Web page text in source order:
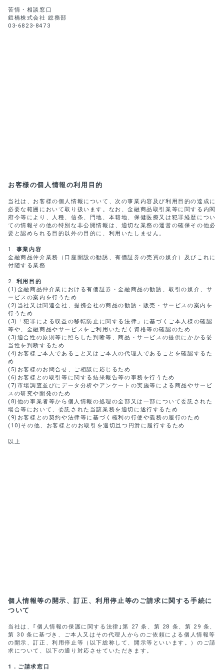
苦情・相談窓口
鎧橋株式会社 総務部
03-6823-8473
お客様の個人情報の利用目的
当社は、お客様の個人情報について、次の事業内容及び利用目的の達成に
必要な範囲において取り扱います。なお、金融商品取引業等に関する内閣
府令等により、人種、信条、門地、本籍地、保健医療又は犯罪経歴につい
ての情報その他の特別な非公開情報は、適切な業務の運営の確保その他必
要と認められる目的以外の目的に、利用いたしません。
事業内容
金融商品仲介業務（口座開設の勧誘、有価証券の売買の媒介）及びこれに
付随する業務
利用目的
(1)金融商品仲介業における有価証券・金融商品の勧誘、取引の媒介、サ
ービスの案内を行うため
(2)当社又は関連会社、提携会社の商品の勧誘・販売・サービスの案内を
行うため
(3)「犯罪による収益の移転防止に関する法律」に基づくご本人様の確認
等や、金融商品やサービスをご利用いただく資格等の確認のため
(3)適合性の原則等に照らした判断等、商品・サービスの提供にかかる妥
当性を判断するため
(4)お客様ご本人であること又はご本人の代理人であることを確認するた
め
(5)お客様のお問合せ、ご相談に応じるため
(6)お客様との取引等に関する結果報告等の事務を行うため
(7)市場調査並びにデータ分析やアンケートの実施等による商品やサービ
スの研究や開発のため
(8)他の事業者等から個人情報の処理の全部又は一部について委託された
場合等において、委託された当該業務を適切に遂行するため
(9)お客様との契約や法律等に基づく権利の行使や義務の履行のため
(10)その他、お客様とのお取引を適切且つ円滑に履行するため
以上
個人情報等の開示、訂正、利用停止等のご請求に関する手続に
ついて
当社は、｢個人情報の保護に関する法律｣第 27 条、第 28 条、第 29 条、
第 30 条に基づき、ご本人又はその代理人からのご依頼による個人情報等
の開示、訂正、利用停止等（以下総称して、開示等といいます。）のご請
求について、以下の通り対応させていただきます。
1
．ご請求窓口